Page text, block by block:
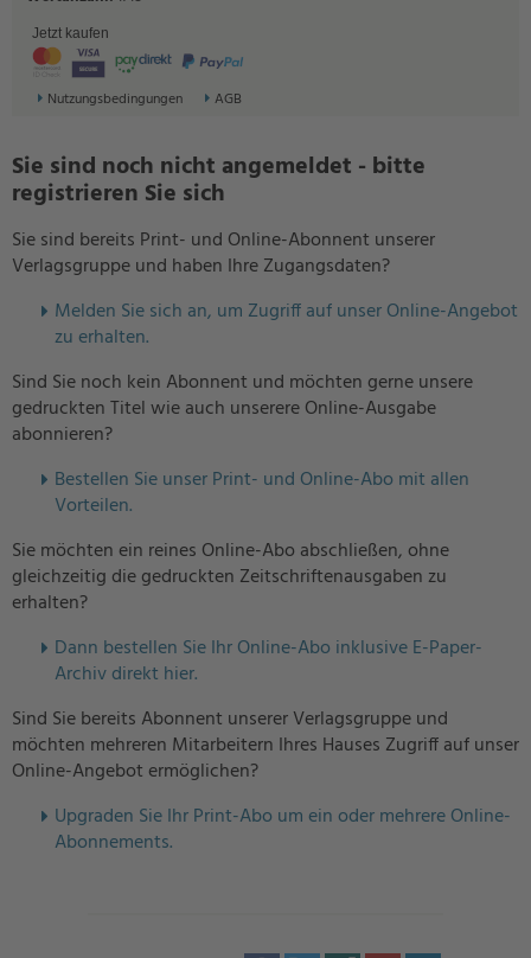
Jetzt kaufen
Nutzungsbedingungen AGB
Sie sind noch nicht angemeldet - bitte
registrieren Sie sich
Sie sind bereits Print- und Online-Abonnent unserer
Verlagsgruppe und haben Ihre Zugangsdaten?
Melden Sie sich an, um Zugriff auf unser Online-Angebot
zu erhalten.
Sind Sie noch kein Abonnent und möchten gerne unsere
gedruckten Titel wie auch unserere Online-Ausgabe
abonnieren?
Bestellen Sie unser Print- und Online-Abo mit allen
Vorteilen.
Sie möchten ein reines Online-Abo abschließen, ohne
gleichzeitig die gedruckten Zeitschriftenausgaben zu
erhalten?
Dann bestellen Sie Ihr Online-Abo inklusive E-Paper-
Archiv direkt hier.
Sind Sie bereits Abonnent unserer Verlagsgruppe und
möchten mehreren Mitarbeitern Ihres Hauses Zugriff auf unser
Online-Angebot ermöglichen?
Upgraden Sie Ihr Print-Abo um ein oder mehrere Online-
Abonnements.